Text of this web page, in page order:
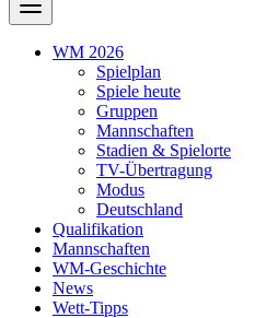
WM 2026
Spielplan
Spiele heute
Gruppen
Mannschaften
Stadien & Spielorte
TV-Übertragung
Modus
Deutschland
Qualifikation
Mannschaften
WM-Geschichte
News
Wett-Tipps